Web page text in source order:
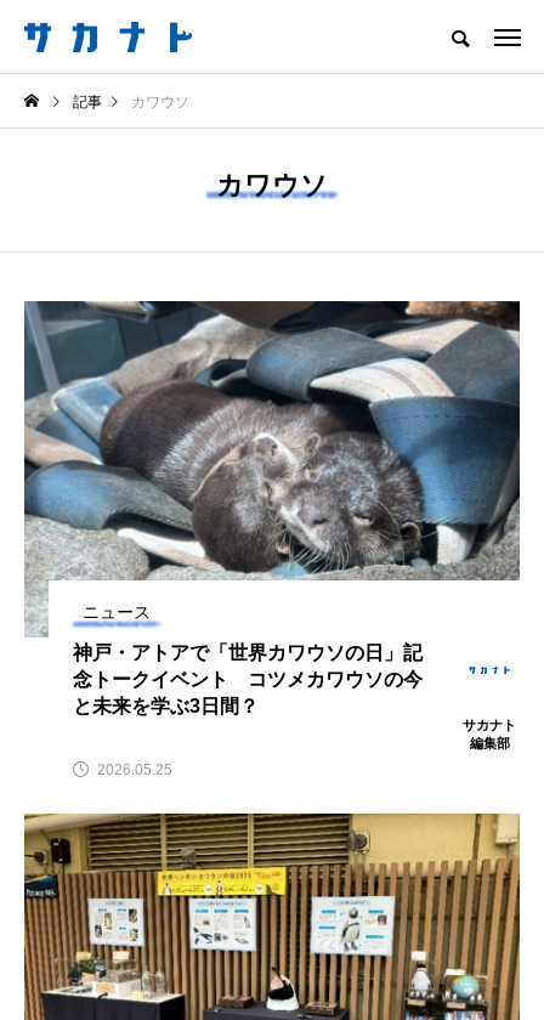
サカナをもっと好きになる
知る 食べる 楽しむ
サカナを知ろう
＜ツバメウオ＞は意外
と美味しい！ “でかい
鰭”が特徴的な魚を実
際に食べてみた
椎名まさ
2026.08.05
意外と簡単！ 100均で
買った道具で＜魚のは
く製＞を作ってみた
夏休みの自由研究にい
みのり
キーワードから探す
かんぱち
アイナメ アオウオ アオザメ
アオリイカ アカアジ アカカサゴ
アカクラゲ アカザ アカハタ
アカメ アクアリウム
記事 カワウソ
カワウソ
ニュース
神戸・アトアで「世界カワウソの日」記
念トークイベント コツメカワウソの今
と未来を学ぶ3日間？
サカナト
編集部
2026.05.25